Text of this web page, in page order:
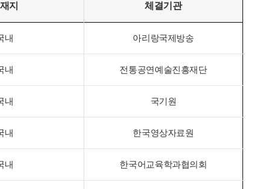
지 체결기관
내 아리랑국제방송
내 전통공연예술진흥재단
내 국기원
내 한국영상자료원
내 한국어교육학과협의회